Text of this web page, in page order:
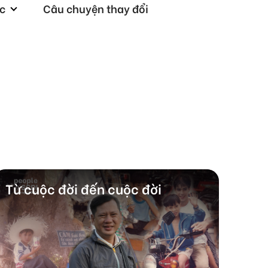
Câu chuyện thay đổi
Từ cuộc đời đến cuộc đời